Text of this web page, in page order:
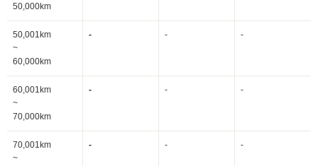
50,000km
50,001km
~
60,000km
- - -
60,001km
~
70,000km
- - -
70,001km
~
- - -